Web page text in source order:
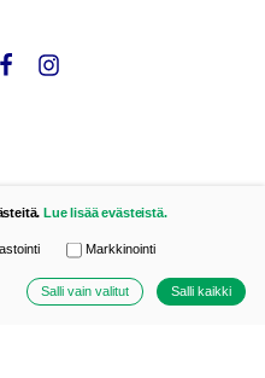
Lue lisää evästeistä.
Markkinointi
Salli vain valitut Salli kaikki